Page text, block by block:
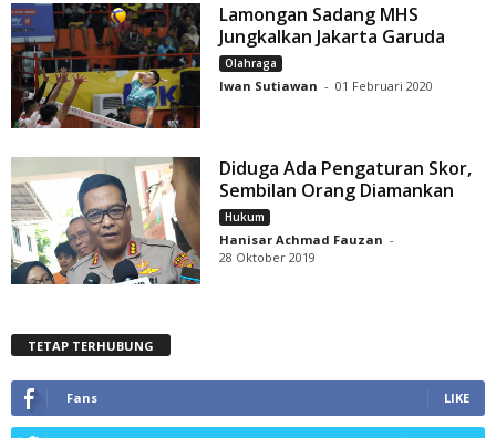
Lamongan Sadang MHS
Jungkalkan Jakarta Garuda
Olahraga
Iwan Sutiawan - 01 Februari 2020
Diduga Ada Pengaturan Skor,
Sembilan Orang Diamankan
Hukum
Hanisar Achmad Fauzan -
28 Oktober 2019
TETAP TERHUBUNG
Fans LIKE